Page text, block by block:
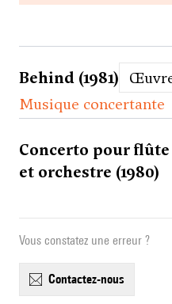
Behind (1981)
Musique concertante
Concerto pour flûte
et orchestre (1980)
Vous constatez une erreur ?
contactez-nous